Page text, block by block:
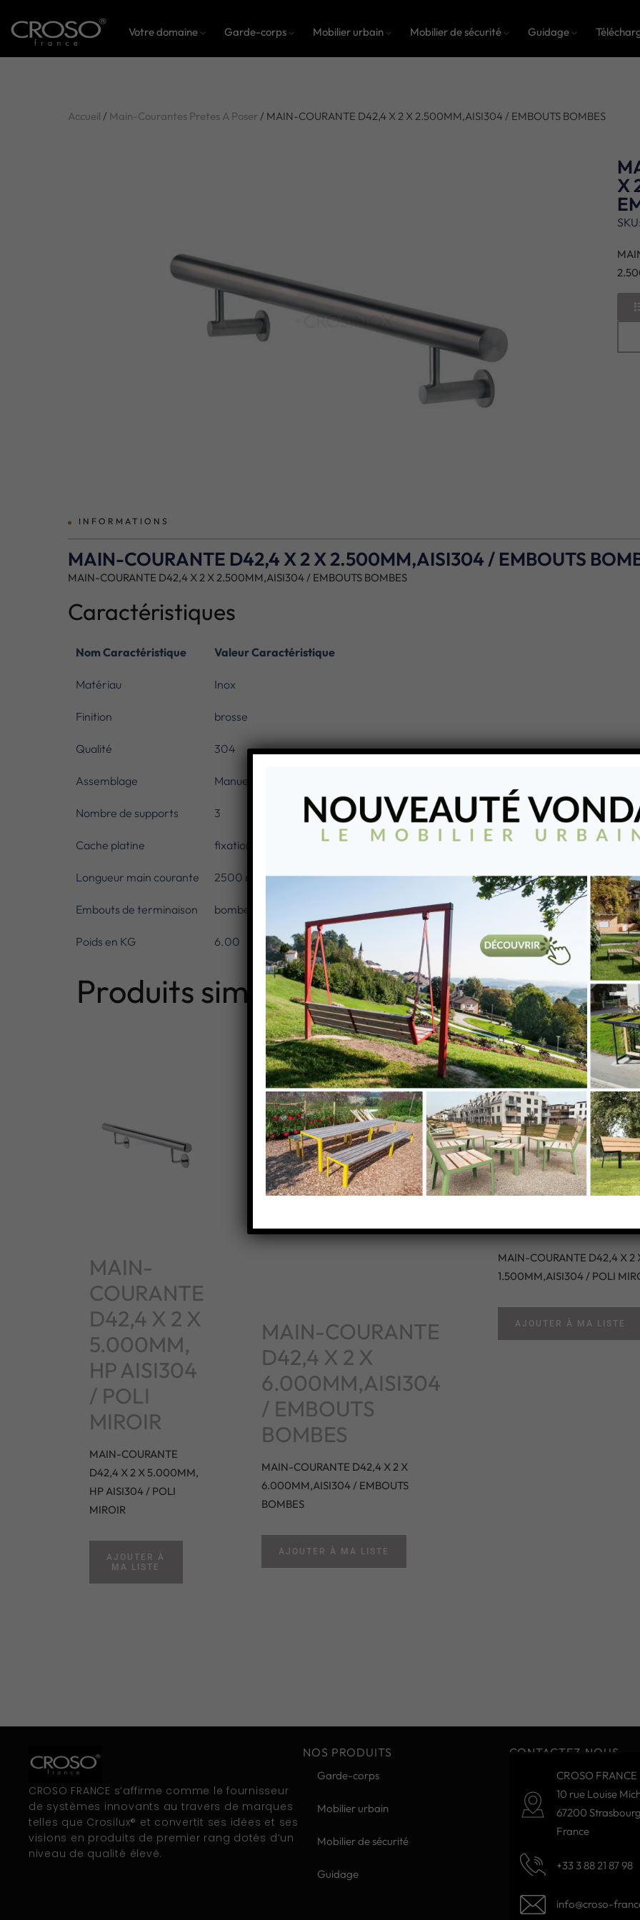
Votre domaine Garde-corps Mobilier urbain Mobilier de sécurité Guidage
Accueil / Main-Courantes Pretes A Poser/ MAIN-COURANTE D42,4 X 2 X 2.500MM,AISI304 / EMBOUTS BOMBES
X
INFORMATIONS
MAIN-COURANTE D42,4 X 2 X 2.500MM,AISI304 / EMBOUTS
MAIN-COURANTE D42,4 X 2 X 2.500MM,AISI304 / EMBOUTS BOMBES
Caractéristiques
Nom Caractéristique Valeur Caractéristique
Matériau Inox
Finition brosse
Qualité 304
Assemblage Manuel, facile
Nombre de supports 3
Cache platine fixation murale invisible
Longueur main courante 2500 mm
Embouts de terminaison bombes
Poids en KG 6.00
Produits similaires
MAIN-
COURANTE
D42,4 X 2 X
5.000MM,
HP AISI304
/ POLI
MIROIR
MAIN-COURANTE
D42,4 X 2 X 5.000MM,
HP AISI304 / POLI
MIROIR
AJOUTER À
MA LISTE
MAIN-COURANTE
D42,4 X 2 X
6.000MM,AISI304
/ EMBOUTS
BOMBES
MAIN-COURANTE D42,4 X 2 X
6.000MM,AISI304 / EMBOUTS
BOMBES
AJOUTER À MA LISTE
MAIN-
COURANTE
D42,4 X 2 X
/ POLI MIROIR
MAIN-COURANTE D42,4 X 2
1.500MM,AISI304 / POLI
AJOUTER À MA LISTE
CROSO FRANCE s’affirme comme le fournisseur
de systèmes innovants au travers de marques
telles que Crosilux® et convertit ses idées et ses
visions en produits de premier rang dotés d’un
niveau de qualité élevé.
NOS PRODUITS
Garde-corps
Mobilier urbain
Mobilier de sécurité
Guidage
CONTACTEZ-NOUS
CROSO FRANCE
10 rue Louise
67200
France
+33 3 88 21 87 98
info@croso-